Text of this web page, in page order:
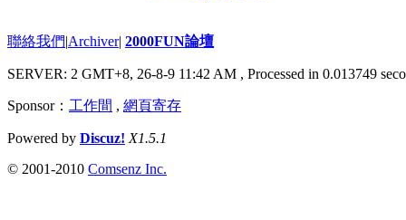
聯絡我們|Archiver| 2000FUN論壇
SERVER: 2 GMT+8, 26-8-9 11:42 AM , Processed in 0.013749
Sponsor： 工作間 , 網頁寄存
Powered by Discuz! X1.5.1
© 2001-2010 Comsenz Inc.